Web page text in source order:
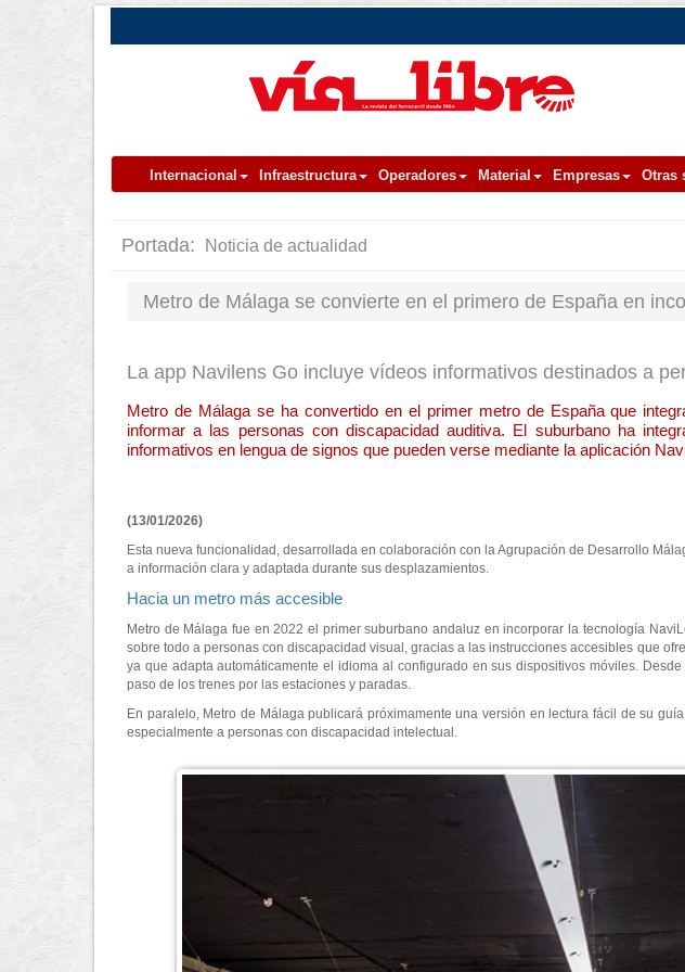
Internacional Infraestructura Operadores Material Empresas Otras
Portada: Noticia de actualidad
Metro de Málaga se convierte en el primero de España en
La app Navilens Go incluye vídeos informativos destinados a
Metro de Málaga se ha convertido en el primer metro de España que
informar a las personas con discapacidad auditiva. El suburbano ha
informativos en lengua de signos que pueden verse mediante la aplicación
(13/01/2026)
Esta nueva funcionalidad, desarrollada en colaboración con la Agrupación de Desarrollo
a información clara y adaptada durante sus desplazamientos.
Hacia un metro más accesible
Metro de Málaga fue en 2022 el primer suburbano andaluz en incorporar la tecnología
sobre todo a personas con discapacidad visual, gracias a las instrucciones accesibles que
ya que adapta automáticamente el idioma al configurado en sus dispositivos móviles.
paso de los trenes por las estaciones y paradas.
En paralelo, Metro de Málaga publicará próximamente una versión en lectura fácil de su
especialmente a personas con discapacidad intelectual.